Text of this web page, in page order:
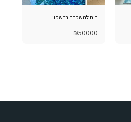
בית להשכרה ברשפון
₪50000